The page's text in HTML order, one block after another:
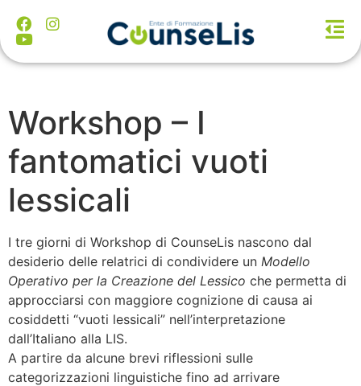
Workshop – I
fantomatici vuoti
lessicali
I tre giorni di Workshop di CounseLis nascono dal
desiderio delle relatrici di condividere un Modello
Operativo per la Creazione del Lessico che permetta di
approcciarsi con maggiore cognizione di causa ai
cosiddetti “vuoti lessicali” nell’interpretazione
dall’Italiano alla LIS.
A partire da alcune brevi riflessioni sulle
categorizzazioni linguistiche fino ad arrivare